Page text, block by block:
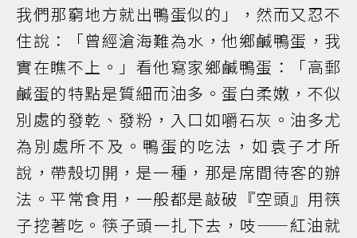
我們那窮地方就出鴨蛋似的」，然而又忍不
住說：「曾經滄海難為水，他鄉鹹鴨蛋，我
實在瞧不上。」看他寫家鄉鹹鴨蛋：「高郵
鹹蛋的特點是質細而油多。蛋白柔嫩，不似
別處的發乾、發粉，入口如嚼石灰。油多尤
為別處所不及。鴨蛋的吃法，如袁子才所
說，帶殼切開，是一種，那是席間待客的辦
法。平常食用，一般都是敲破『空頭』用筷
子挖著吃。筷子頭一扎下去，吱——紅油就